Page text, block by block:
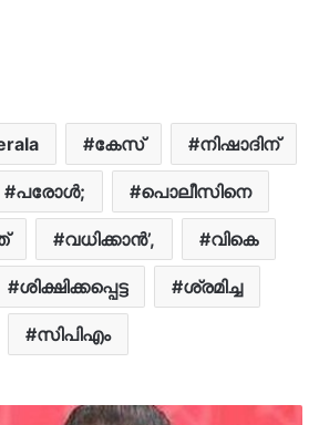
കേസ് നിഷാദിന്
പരോള്‍; പൊലീസിനെ
വധിക്കാൻ’, വികെ
ശിക്ഷിക്കപ്പെട്ട ശ്രമിച്ച
സിപിഎം